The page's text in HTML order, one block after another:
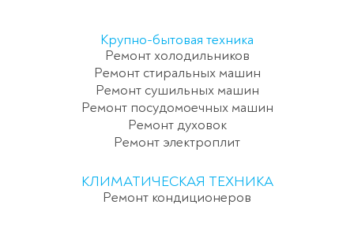
Крупно-бытовая техника
Ремонт холодильников
Ремонт стиральных машин
Ремонт сушильных машин
Ремонт посудомоечных машин
Ремонт духовок
Ремонт электроплит
КЛИМАТИЧЕСКАЯ ТЕХНИКА
Ремонт кондиционеров